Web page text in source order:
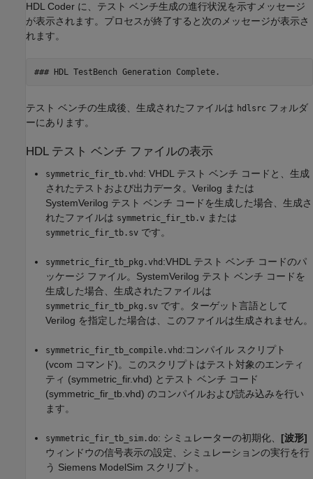
HDL Coder に、テスト ベンチ生成の進行状況を示すメッセージ
が表示されます。プロセスが終了すると次のメッセージが表示さ
れます。
テスト ベンチの生成後、生成されたファイルは hdlsrc フォルダ
ーにあります。
HDL テスト ベンチ ファイルの表示
symmetric_fir_tb.vhd : VHDL テスト ベンチ コードと、生成
されたテストおよび出力データ。Verilog または
SystemVerilog テスト ベンチ コードを生成した場合、生成さ
れたファイルは symmetric_fir_tb.v または
symmetric_fir_tb.sv です。
symmetric_fir_tb_pkg.vhd :VHDL テスト ベンチ コードのパ
ッケージ ファイル。SystemVerilog テスト ベンチ コードを
生成した場合、生成されたファイルは
symmetric_fir_tb_pkg.sv です。ターゲット言語として
Verilog を指定した場合は、このファイルは生成されません。
symmetric_fir_tb_compile.vhd :コンパイル スクリプト
(vcom コマンド)。このスクリプトはテスト対象のエンティ
ティ (symmetric_fir.vhd) とテスト ベンチ コード
(symmetric_fir_tb.vhd) のコンパイルおよび読み込みを行い
ます。
symmetric_fir_tb_sim.do: シミュレーターの初期化、 [波形]
ウィンドウの信号表示の設定、シミュレーションの実行を行
う Siemens ModelSim スクリプト。